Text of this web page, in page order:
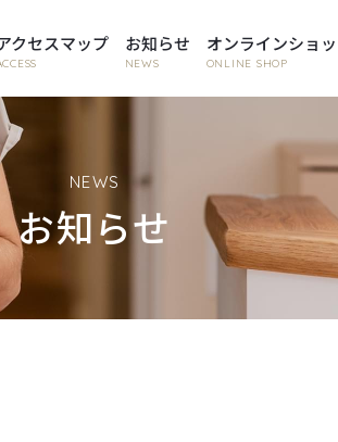
クセスマップ お知らせ
NEWS
オンラインショ
ONLINE SHOP
NEWS
お知らせ